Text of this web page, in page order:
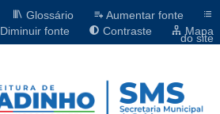
Glossário
Aumentar fonte
Diminuir fonte Contraste Mapa
do site